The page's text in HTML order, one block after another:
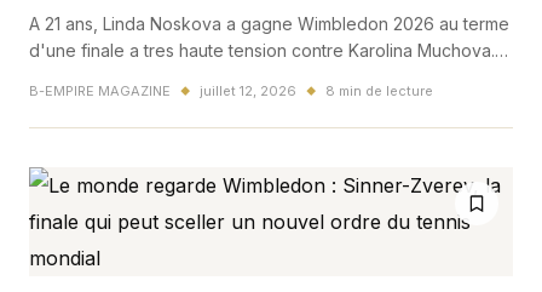
A 21 ans, Linda Noskova a gagne Wimbledon 2026 au terme
d'une finale a tres haute tension contre Karolina Muchova.
B-EMPIRE MAGAZINE ◆ juillet 12, 2026 ◆ 8 min de lecture